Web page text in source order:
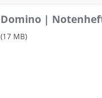
Domino |
(17 MB)